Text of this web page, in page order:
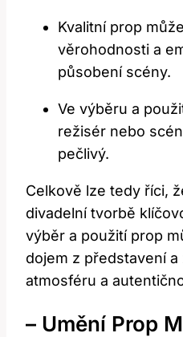
Kvalitní prop
věrohodnosti a
působení scény.
Ve výběru a
režisér nebo
pečlivý.
Celkově lze tedy říci,
divadelní tvorbě
výběr a použití prop
dojem z představení a
atmosféru a
– Umění Prop